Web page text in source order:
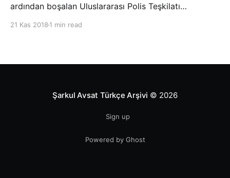
ardından boşalan Uluslararası Polis Teşkilatı
21 Kas 2018 1 min read
Şarkul Avsat Türkçe Arşivi © 2026
Sign up
Powered by Ghost